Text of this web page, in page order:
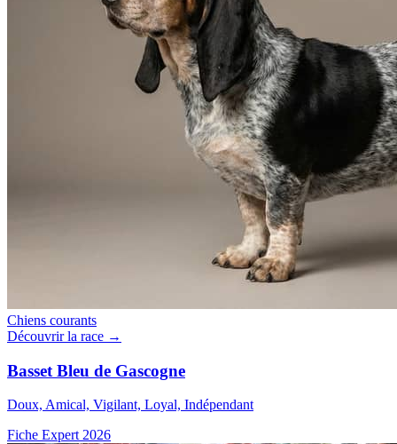
Chiens courants
Découvrir la race →
Basset Bleu de Gascogne
Doux, Amical, Vigilant, Loyal, Indépendant
Fiche Expert 2026